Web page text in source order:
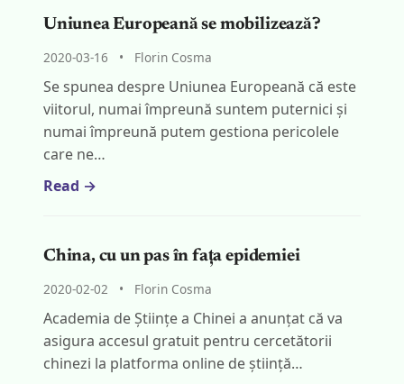
Uniunea Europeană se mobilizează?
2020-03-16
• Florin Cosma
Se spunea despre Uniunea Europeană că este
viitorul, numai împreună suntem puternici și
numai împreună putem gestiona pericolele
care ne…
Read →
China, cu un pas în fața epidemiei
2020-02-02
• Florin Cosma
Academia de Științe a Chinei a anunțat că va
asigura accesul gratuit pentru cercetătorii
chinezi la platforma online de știință…